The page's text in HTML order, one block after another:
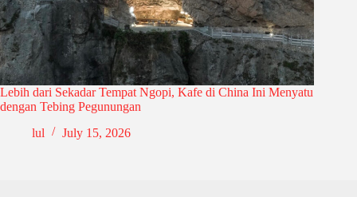
Lebih dari Sekadar Tempat Ngopi, Kafe di China Ini Menyatu
dengan Tebing Pegunungan
lul
July 15, 2026